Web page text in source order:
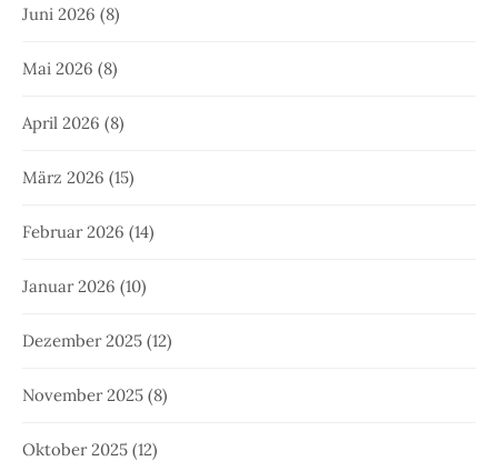
Juni 2026 (8)
Mai 2026 (8)
April 2026 (8)
März 2026 (15)
Februar 2026 (14)
Januar 2026 (10)
Dezember 2025 (12)
November 2025 (8)
Oktober 2025 (12)